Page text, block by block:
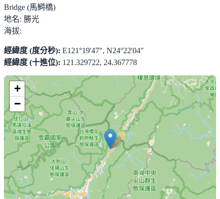
Bridge (馬鰣橋)
地名: 勝光
海拔:
經緯度 (度分秒): E121°19'47", N24°22'04"
經緯度 (十進位): 121.329722, 24.367778
+
−